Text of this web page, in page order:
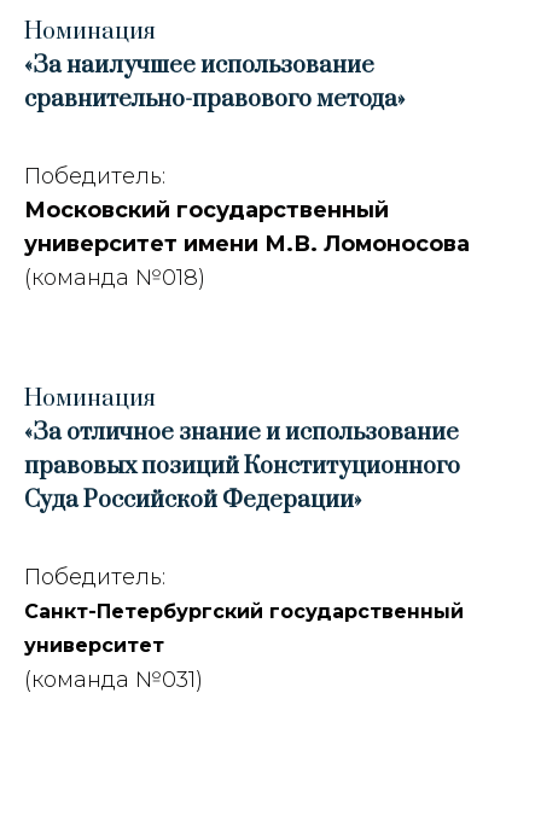
Номинация
«За наилучшее использование
сравнительно-правового метода»
Победитель:
Московский государственный
университет имени М.В. Ломоносова
(команда №018)
Номинация
«За отличное знание и использование
правовых позиций Конституционного
Суда Российской Федерации»
Победитель:
Санкт-Петербургский государственный
университет
(команда №031)